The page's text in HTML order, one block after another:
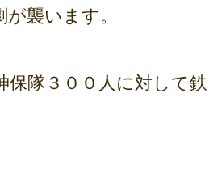
襲います。
隊３００人に対して鉄